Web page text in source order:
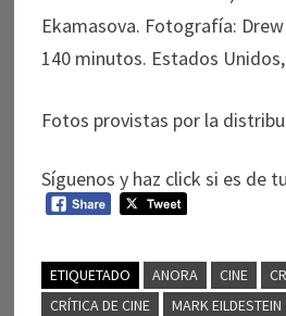
Ekamasova. Fotografía:
140 minutos. Estados
Fotos provistas por la
Síguenos y haz click si es de
ETIQUETADO ANORA CINE
CRÍTICA DE CINE
MARK EILDESTEIN